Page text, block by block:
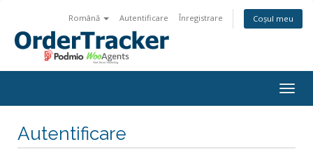
Română Autentificare Înregistrare Coșul meu
Autentificare